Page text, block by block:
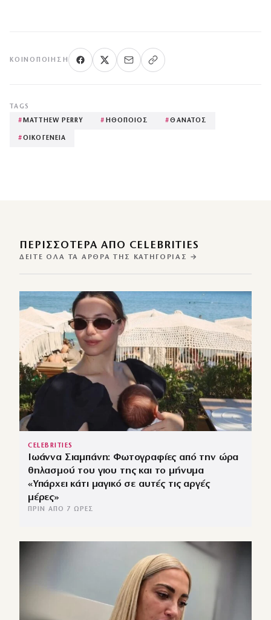
ΚΟΙΝΟΠΟΊΗΣΗ
TAGS
#MATTHEW PERRY # ΗΘΟΠΟΙΟΣ #ΘΑΝΑΤΟΣ
#ΟΙΚΟΓΕΝΕΙΑ
ΠΕΡΙΣΣΌΤΕΡΑ ΑΠΌ CELEBRITIES
ΔΕΊΤΕ ΌΛΑ ΤΑ ΆΡΘΡΑ ΤΗΣ ΚΑΤΗΓΟΡΊΑΣ →
CELEBRITIES
Ιωάννα Σιαμπάνη: Φωτογραφίες από την ώρα
θηλασμού του γιου της και το μήνυμα
«Υπάρχει κάτι μαγικό σε αυτές τις αργές
μέρες»
ΠΡΙΝ ΑΠΌ 7 ΏΡΕΣ